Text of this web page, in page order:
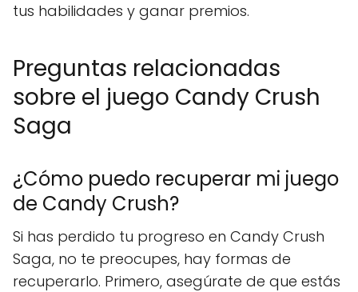
tus habilidades y ganar premios.
Preguntas relacionadas
sobre el juego Candy Crush
Saga
¿Cómo puedo recuperar mi juego
de Candy Crush?
Si has perdido tu progreso en Candy Crush
Saga, no te preocupes, hay formas de
recuperarlo. Primero, asegúrate de que estás